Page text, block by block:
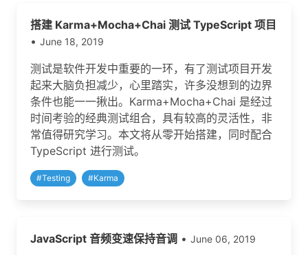
搭建 Karma+Mocha+Chai 测试 TypeScript 项目
• June 18, 2019
测试是软件开发中重要的一环，有了测试项目开发
起来大脑负担减少，心里踏实，许多没想到的边界
条件也能一一揪出。Karma+Mocha+Chai 是经过
时间考验的经典测试组合，具有较高的灵活性，非
常值得研究学习。本文将从零开始搭建，同时配合
TypeScript 进行测试。
#Testing #Karma
JavaScript 音频变速保持音调 • June 06, 2019